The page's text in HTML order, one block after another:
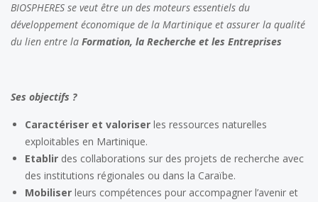
BIOSPHERES se veut être un des moteurs essentiels du
développement économique de la Martinique et assurer la qualité
du lien entre la Formation, la Recherche et les Entreprises
Ses objectifs ?
Caractériser et valoriser les ressources naturelles
exploitables en Martinique.
Etablir des collaborations sur des projets de recherche avec
des institutions régionales ou dans la Caraïbe.
Mobiliser leurs compétences pour accompagner l’avenir et